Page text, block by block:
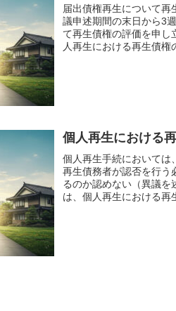
届出債権再生について
議申述期間の末日から3
て再生債権の評価を申し
人再生における再生債権
個人再生における
個人再生手続においては
再生債務者が認否を行う
るのか認めない（異議を
は、個人再生における再